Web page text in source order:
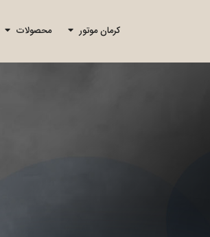
کرمان موتور محصولات